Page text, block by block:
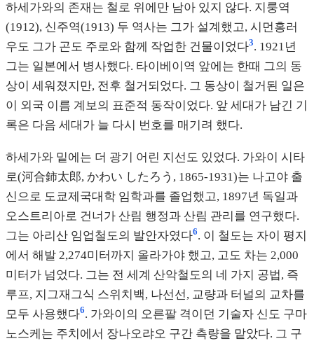
하세가와의 존재는 철로 위에만 남아 있지 않다. 지룽역
(1912), 신주역(1913) 두 역사는 그가 설계했고, 시먼홍러
우도 그가 곤도 주로와 함께 작업한 건물이었다3. 1921년
그는 일본에서 병사했다. 타이베이역 앞에는 한때 그의 동
상이 세워졌지만, 전후 철거되었다. 그 동상이 철거된 일은
이 외국 이름 계보의 표준적 동작이었다. 앞 세대가 남긴 기
록은 다음 세대가 늘 다시 번호를 매기려 했다.
하세가와 밑에는 더 광기 어린 지선도 있었다. 가와이 시타
로(河合鈰太郎, かわい したろう, 1865-1931)는 나고야 출
신으로 도쿄제국대학 임학과를 졸업했고, 1897년 독일과
오스트리아로 건너가 산림 행정과 산림 관리를 연구했다.
그는 아리산 임업철도의 발안자였다6. 이 철도는 자이 평지
에서 해발 2,274미터까지 올라가야 했고, 고도 차는 2,000
미터가 넘었다. 그는 전 세계 산악철도의 네 가지 공법, 즉
루프, 지그재그식 스위치백, 나선선, 교량과 터널의 교차를
모두 사용했다6. 가와이의 오른팔 격이던 기술자 신도 구마
노스케는 주치에서 장나오랴오 구간 측량을 맡았다. 그 구